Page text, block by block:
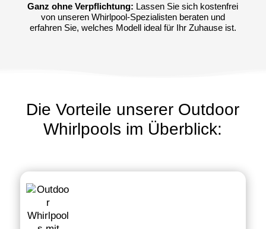
Ganz ohne Verpflichtung: Lassen Sie sich kostenfrei
von unseren Whirlpool-Spezialisten beraten und
erfahren Sie, welches Modell ideal für Ihr Zuhause ist.
Die Vorteile unserer Outdoor
Whirlpools im Überblick: